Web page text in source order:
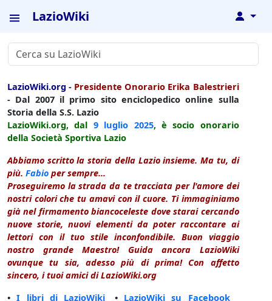
LazioWiki ↓
LazioWiki.org - Presidente Onorario Erika Balestrieri
- Dal 2007 il primo sito enciclopedico online sulla
Storia della S.S. Lazio
LazioWiki.org, dal 9 luglio 2025, è socio onorario
della Società Sportiva Lazio
Abbiamo scritto la storia della Lazio insieme. Ma tu, di
più. Fabio per sempre...
Proseguiremo la strada da te tracciata per l'amore dei
nostri colori che tu amavi con il cuore. Ti immaginiamo
già nel firmamento biancoceleste dove starai cercando
nuove storie, nuovi elementi da poter raccontare ai
lettori con il tuo stile inconfondibile. Buon viaggio
nostro grande Maestro! Guida ancora LazioWiki
ovunque tu sia, adesso più di prima! Con affetto
sincero, i tuoi amici di LazioWiki.org
•I libri di LazioWiki • LazioWiki su Facebook